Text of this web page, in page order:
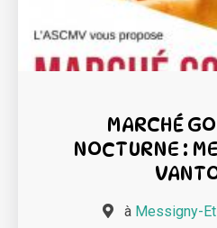
MARCHÉ
NOCTURNE :
à Messigny-